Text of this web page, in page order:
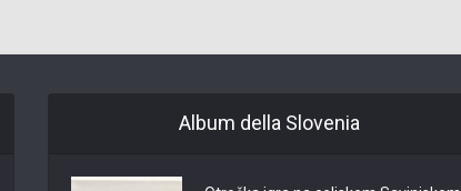
Album della Slovenia